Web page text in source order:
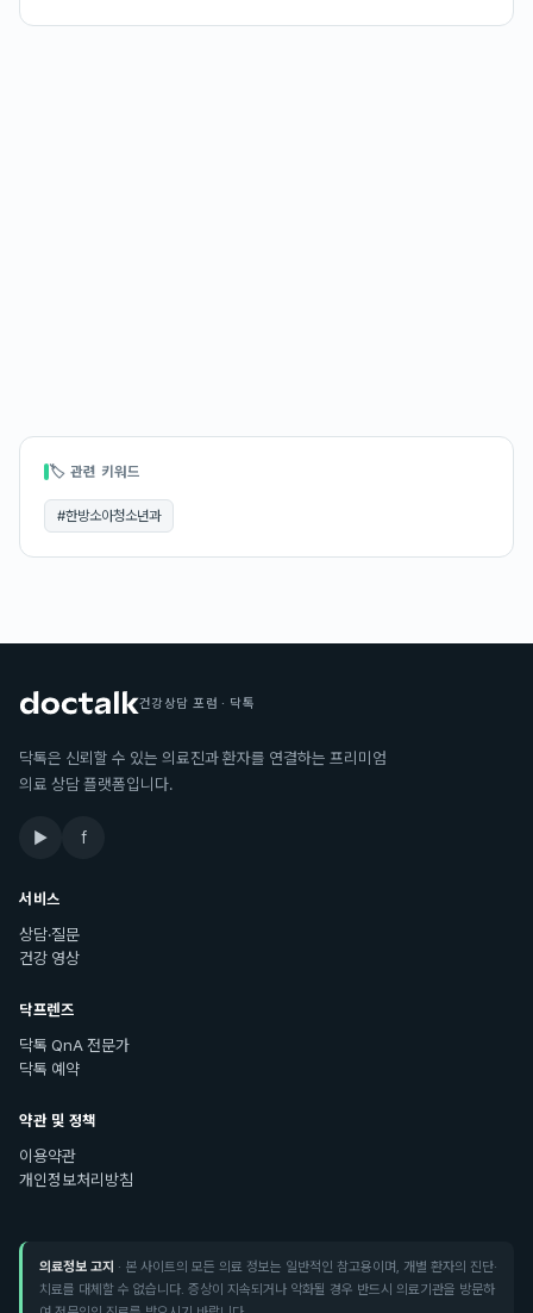
🏷 관련 키워드
#한방소아청소년과
건강상담 포럼 · 닥톡
닥톡은 신뢰할 수 있는 의료진과 환자를 연결하는 프리미엄
의료 상담 플랫폼입니다.
▶ f
서비스
상담·질문
건강 영상
닥프렌즈
닥톡 QnA 전문가
닥톡 예약
약관 및 정책
이용약관
개인정보처리방침
의료정보 고지 · 본 사이트의 모든 의료 정보는 일반적인 참고용이며, 개별 환자의 진단·
치료를 대체할 수 없습니다. 증상이 지속되거나 악화될 경우 반드시 의료기관을 방문하